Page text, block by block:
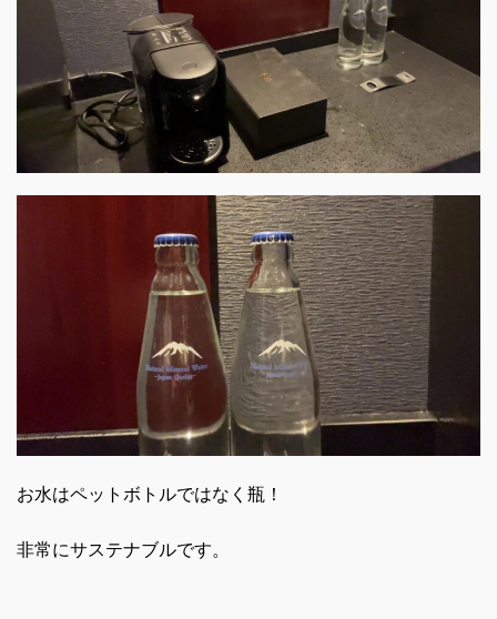
お水はペットボトルではなく瓶！
非常にサステナブルです。